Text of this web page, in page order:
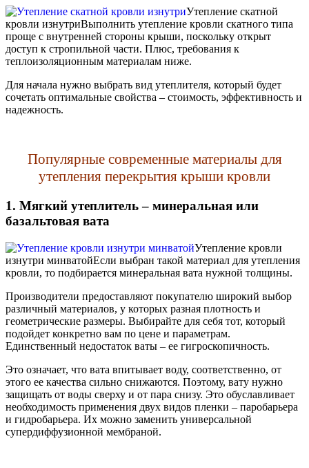
Утепление скатной
кровли изнутриВыполнить утепление кровли скатного типа
проще с внутренней стороны крыши, поскольку открыт
доступ к стропильной части. Плюс, требования к
теплоизоляционным материалам ниже.
Для начала нужно выбрать вид утеплителя, который будет
сочетать оптимальные свойства – стоимость, эффективность и
надежность.
Популярные современные материалы для
утепления перекрытия крыши кровли
1. Мягкий утеплитель – минеральная или
базальтовая вата
Утепление кровли
изнутри минватойЕсли выбран такой материал для утепления
кровли, то подбирается минеральная вата нужной толщины.
Производители предоставляют покупателю широкий выбор
различный материалов, у которых разная плотность и
геометрические размеры. Выбирайте для себя тот, который
подойдет конкретно вам по цене и параметрам.
Единственный недостаток ваты – ее гигроскопичность.
Это означает, что вата впитывает воду, соответственно, от
этого ее качества сильно снижаются. Поэтому, вату нужно
защищать от воды сверху и от пара снизу. Это обуславливает
необходимость применения двух видов пленки – паробарьера
и гидробарьера. Их можно заменить универсальной
супердиффузионной мембраной.